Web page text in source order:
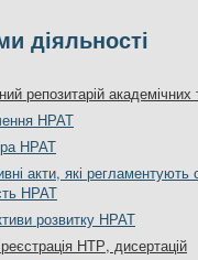
діяльності
репозитарій академічних
НРАТ
НРАТ
акти, які регламентують
НРАТ
розвитку НРАТ
НТР, дисертацій